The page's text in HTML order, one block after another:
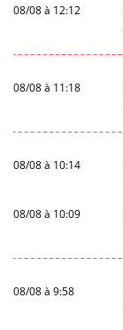
08/08 à 12:12
08/08 à 11:18
08/08 à 10:14
08/08 à 10:09
08/08 à 9:58